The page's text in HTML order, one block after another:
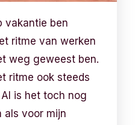
vakantie ben
ritme van werken
weg geweest ben.
ritme ook steeds
is het toch nog
als voor mijn